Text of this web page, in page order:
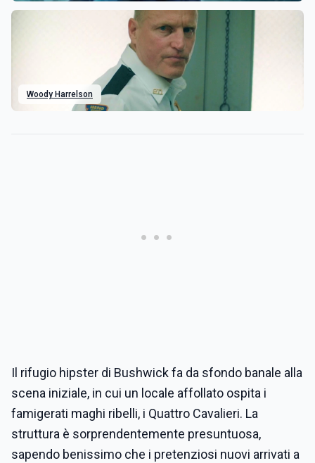
Woody Harrelson
Il rifugio hipster di Bushwick fa da sfondo banale alla
scena iniziale, in cui un locale affollato ospita i
famigerati maghi ribelli, i Quattro Cavalieri. La
struttura è sorprendentemente presuntuosa,
sapendo benissimo che i pretenziosi nuovi arrivati a